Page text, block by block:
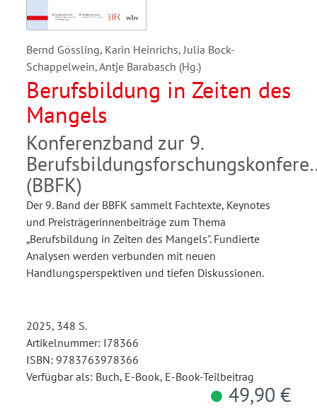
Bernd Gössling, Karin Heinrichs, Julia Bock-
Schappelwein, Antje Barabasch (Hg.)
Berufsbildung in Zeiten des
Mangels
Konferenzband zur 9.
(BBFK)
Der 9. Band der BBFK sammelt Fachtexte, Keynotes
und Preisträgerinnenbeiträge zum Thema
„Berufsbildung in Zeiten des Mangels". Fundierte
Analysen werden verbunden mit neuen
Handlungsperspektiven und tiefen Diskussionen.
2025, 348 S.
Artikelnummer: I78366
ISBN: 9783763978366
Verfügbar als: Buch, E-Book, E-Book-Teilbeitrag
49,90 €